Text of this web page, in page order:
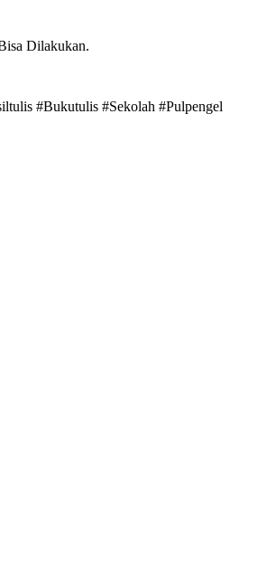
Dilakukan.
#Bukutulis #Sekolah #Pulpengel